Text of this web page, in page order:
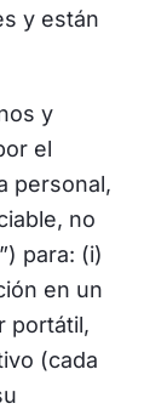
y están
y
el
personal,
no
para: (i)
en un
portátil,
(cada